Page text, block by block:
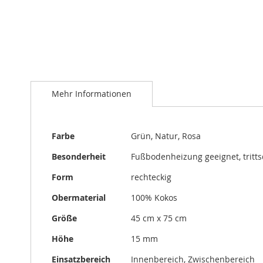
Anfang
Mehr Informationen
Mehr
Farbe
Grün, Natur, Rosa
Besonderheit
Fußbodenheizung geeignet,
Form
rechteckig
Obermaterial
100% Kokos
Größe
45 cm x 75 cm
Höhe
15 mm
Einsatzbereich
Innenbereich, Zwischenbereich